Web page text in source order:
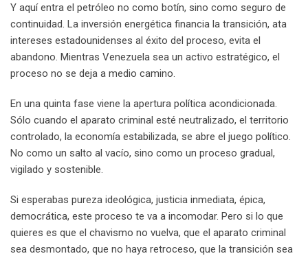
Y aquí entra el petróleo no como botín, sino como seguro de
continuidad. La inversión energética financia la transición, ata
intereses estadounidenses al éxito del proceso, evita el
abandono. Mientras Venezuela sea un activo estratégico, el
proceso no se deja a medio camino.
En una quinta fase viene la apertura política acondicionada.
Sólo cuando el aparato criminal esté neutralizado, el territorio
controlado, la economía estabilizada, se abre el juego político.
No como un salto al vacío, sino como un proceso gradual,
vigilado y sostenible.
Si esperabas pureza ideológica, justicia inmediata, épica,
democrática, este proceso te va a incomodar. Pero si lo que
quieres es que el chavismo no vuelva, que el aparato criminal
sea desmontado, que no haya retroceso, que la transición sea